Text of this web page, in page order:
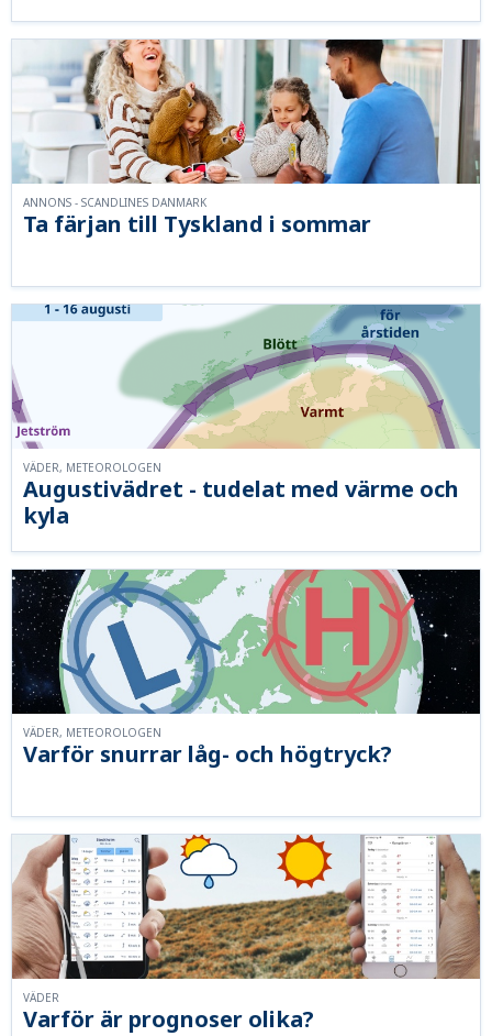
Ta färjan till Tyskland i sommar
ANNONS - SCANDLINES DANMARK
Augustivädret - tudelat med värme och
kyla
VÄDER, METEOROLOGEN
Varför snurrar låg- och högtryck?
VÄDER, METEOROLOGEN
Varför är prognoser olika?
VÄDER